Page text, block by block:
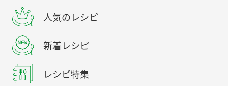
人気のレシピ
新着レシピ
レシピ特集